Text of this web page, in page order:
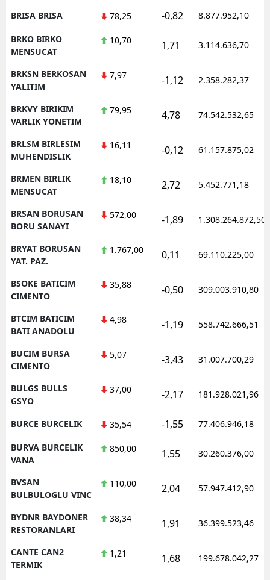
BRISA BRISA 78,25 -0,82 8.877.952,10
BRKO BIRKO
MENSUCAT
10,70 1,71 3.114.636,70
BRKSN BERKOSAN
YALITIM
7,97 -1,12 2.358.282,37
BRKVY BIRIKIM
VARLIK YONETIM
79,95 4,78 74.542.532,65
BRLSM BIRLESIM
MUHENDISLIK
16,11 -0,12 61.157.875,02
BRMEN BIRLIK
MENSUCAT
18,10 2,72 5.452.771,18
BRSAN BORUSAN
BORU SANAYI
572,00 -1,89 1.308.264.872,50
BRYAT BORUSAN
YAT. PAZ.
1.767,00 0,11 69.110.225,00
BSOKE BATICIM
CIMENTO
35,88 -0,50 309.003.910,80
BTCIM BATICIM
BATI ANADOLU
4,98 -1,19 558.742.666,51
BUCIM BURSA
CIMENTO
5,07 -3,43 31.007.700,29
BULGS BULLS
GSYO
37,00 -2,17 181.928.021,96
BURCE BURCELIK 35,54 -1,55 77.406.946,18
BURVA BURCELIK
VANA
850,00 1,55 30.260.376,00
BVSAN
BULBULOGLU VINC
110,00 2,04 57.947.412,90
BYDNR BAYDONER
RESTORANLARI
38,34 1,91 36.399.523,46
CANTE CAN2
TERMIK
1,21 1,68 199.678.042,27